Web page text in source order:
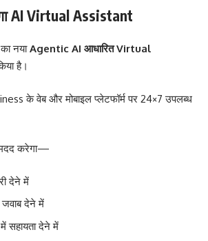
AI Virtual Assistant
नयाAgentic AI आधारित Virtual
है।
के वेब और मोबाइल प्लेटफॉर्म पर 24×7 उपलब्ध
मदद करेगा—
देने में
जवाब देने में
सहायता देने में